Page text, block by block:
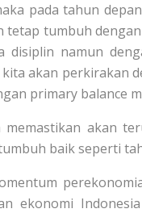
pada tahun
tetap tumbuh
disiplin namun
akan perkirakan
primary balance
akan
baik seperti
ekonomi